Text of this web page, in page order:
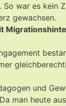
war es kein
gewachsen.
und
man heute